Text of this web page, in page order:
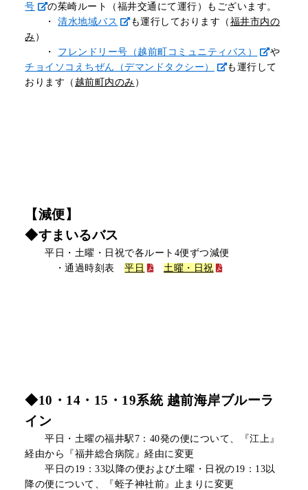
号
の茱崎ルート（福井交通にて運行）もございます。
・清水地域バス も運行しております（ 福井市内の
み ）
・ フレンドリー号（越前町コミュニティバス）
や
チョイソコえちぜん（デマンドタクシー）
も運行して
おります（ 越前町内のみ ）
【減便】
◆すまいるバス
平日・土曜・日祝で各ルート4便ずつ減便
・通過時刻表平日 土曜・日祝
◆10・14・15・19系統 越前海岸ブルーラ
イン
平日・土曜の福井駅7：40発の便について、『江上』
経由から『福井総合病院』経由に変更
平日の19：33以降の便および土曜・日祝の19：13以
降の便について、『蛭子神社前』止まりに変更